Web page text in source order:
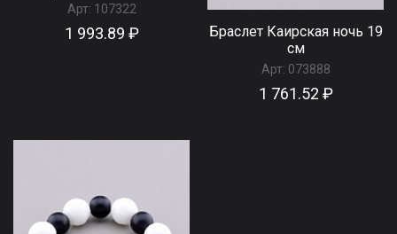
Арт: 107322
1 993.89 ₽
Браслет Каирская ночь 19
см
Арт: 073888
1 761.52 ₽